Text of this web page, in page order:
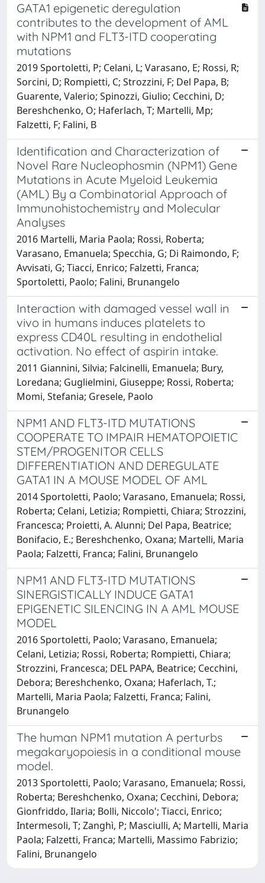
GATA1 epigenetic deregulation
contributes to the development of AML
with NPM1 and FLT3-ITD cooperating
mutations
2019 Sportoletti, P; Celani, L; Varasano, E; Rossi, R;
Sorcini, D; Rompietti, C; Strozzini, F; Del Papa, B;
Guarente, Valerio; Spinozzi, Giulio; Cecchini, D;
Bereshchenko, O; Haferlach, T; Martelli, Mp;
Falzetti, F; Falini, B
Identification and Characterization of
Novel Rare Nucleophosmin (NPM1) Gene
Mutations in Acute Myeloid Leukemia
(AML) By a Combinatorial Approach of
Immunohistochemistry and Molecular
Analyses
2016 Martelli, Maria Paola; Rossi, Roberta;
Varasano, Emanuela; Specchia, G; Di Raimondo, F;
Avvisati, G; Tiacci, Enrico; Falzetti, Franca;
Sportoletti, Paolo; Falini, Brunangelo
Interaction with damaged vessel wall in
vivo in humans induces platelets to
express CD40L resulting in endothelial
activation. No effect of aspirin intake.
2011 Giannini, Silvia; Falcinelli, Emanuela; Bury,
Loredana; Guglielmini, Giuseppe; Rossi, Roberta;
Momi, Stefania; Gresele, Paolo
NPM1 AND FLT3-ITD MUTATIONS
COOPERATE TO IMPAIR HEMATOPOIETIC
STEM/PROGENITOR CELLS
DIFFERENTIATION AND DEREGULATE
GATA1 IN A MOUSE MODEL OF AML
2014 Sportoletti, Paolo; Varasano, Emanuela; Rossi,
Roberta; Celani, Letizia; Rompietti, Chiara; Strozzini,
Francesca; Proietti, A. Alunni; Del Papa, Beatrice;
Bonifacio, E.; Bereshchenko, Oxana; Martelli, Maria
Paola; Falzetti, Franca; Falini, Brunangelo
NPM1 AND FLT3-ITD MUTATIONS
SINERGISTICALLY INDUCE GATA1
EPIGENETIC SILENCING IN A AML MOUSE
MODEL
2016 Sportoletti, Paolo; Varasano, Emanuela;
Celani, Letizia; Rossi, Roberta; Rompietti, Chiara;
Strozzini, Francesca; DEL PAPA, Beatrice; Cecchini,
Debora; Bereshchenko, Oxana; Haferlach, T.;
Martelli, Maria Paola; Falzetti, Franca; Falini,
Brunangelo
The human NPM1 mutation A perturbs
megakaryopoiesis in a conditional mouse
model.
2013 Sportoletti, Paolo; Varasano, Emanuela; Rossi,
Roberta; Bereshchenko, Oxana; Cecchini, Debora;
Gionfriddo, Ilaria; Bolli, Niccolo'; Tiacci, Enrico;
Intermesoli, T; Zanghì, P; Masciulli, A; Martelli, Maria
Paola; Falzetti, Franca; Martelli, Massimo Fabrizio;
Falini, Brunangelo